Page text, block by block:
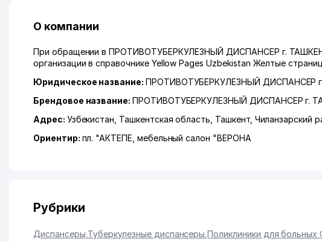
О компании
При обращении в ПРОТИВОТУБЕРКУЛЕЗНЫЙ ДИСПАНСЕР г.
организации в справочнике Yellow Pages Uzbekistan Желтые
Юридическое название: ПРОТИВОТУБЕРКУЛЕЗНЫЙ ДИСПАНСЕР
Брендовое название: ПРОТИВОТУБЕРКУЛЕЗНЫЙ ДИСПАНСЕР г.
Адрес: Узбекистан, Ташкентская область Ташкент, Чиланзарский
Ориентир: пл. "АКТЕПЕ, мебельный салон "ВЕРОНА
Рубрики
Диспансеры Туберкулезные диспансеры ,Поликлиники для больных